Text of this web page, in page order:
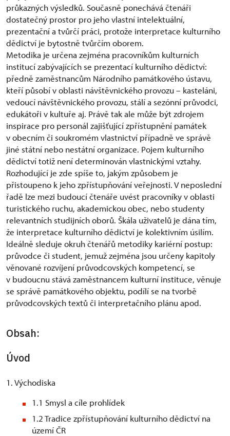
průkazných výsledků. Současně ponechává čtenáři
dostatečný prostor pro jeho vlastní intelektuální,
prezentační a tvůrčí práci, protože interpretace kulturního
dědictví je bytostně tvůrčím oborem.
Metodika je určena zejména pracovníkům kulturních
institucí zabývajících se prezentací kulturního dědictví:
předně zaměstnancům Národního památkového ústavu,
kteří působí v oblasti návštěvnického provozu – kasteláni,
vedoucí návštěvnického provozu, stálí a sezónní průvodci,
edukátoři v kultuře aj. Právě tak ale může být zdrojem
inspirace pro personál zajišťující zpřístupnění památek
v obecním či soukromém vlastnictví případně ve správě
jiné státní nebo nestátní organizace. Pojem kulturního
dědictví totiž není determinován vlastnickými vztahy.
Rozhodující je zde spíše to, jakým způsobem je
přistoupeno k jeho zpřístupňování veřejnosti. V neposlední
řadě lze mezi budoucí čtenáře uvést pracovníky v oblasti
turistického ruchu, akademickou obec, nebo studenty
relevantních studijních oborů. Škála uživatelů je dána tím,
že interpretace kulturního dědictví je kolektivním úsilím.
Ideálně sleduje okruh čtenářů metodiky kariérní postup:
průvodce či student, jemuž zejména jsou určeny kapitoly
věnované rozvíjení průvodcovských kompetencí, se
v budoucnu stává zaměstnancem kulturní instituce, věnuje
se správě památkového objektu, podílí se na tvorbě
průvodcovských textů či interpretačního plánu apod.
Obsah:
Úvod
1. Východiska
1.1 Smysl a cíle prohlídek
1.2 Tradice zpřístupňování kulturního dědictví na
území ČR